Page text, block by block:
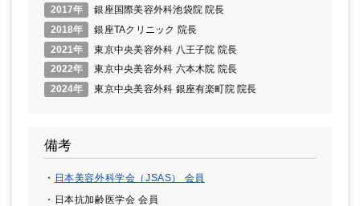
2017年
銀座国際美容外科池袋院 院長
2018年
銀座TAクリニック 院長
2021年
東京中央美容外科 八王子院 院長
2022年
東京中央美容外科 六本木院 院長
2024年
東京中央美容外科 銀座有楽町院 院長
備考
日本美容外科学会（JSAS） 会員
日本抗加齢医学会 会員